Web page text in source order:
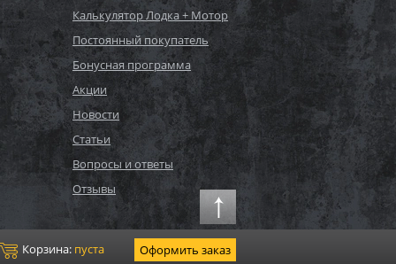
SOLAS ST-CD-15/20
Экономия
Импеллер SOLAS SX4-TP-13/16
76 550 i 71 192
5 358 Экономия
Калькулятор Лодка + Мотор
Постоянный покупатель
Бонусная программа
Акции
Новости
Статьи
Вопросы и ответы
Отзывы
Корзина: пуста Оформить заказ